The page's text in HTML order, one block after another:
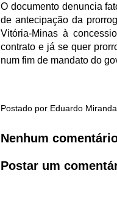
O documento denuncia
de antecipação da
Vitória-Minas à
contrato e já se quer
num fim de mandato do
Postado por Eduardo Miranda
Nenhum
Postar um